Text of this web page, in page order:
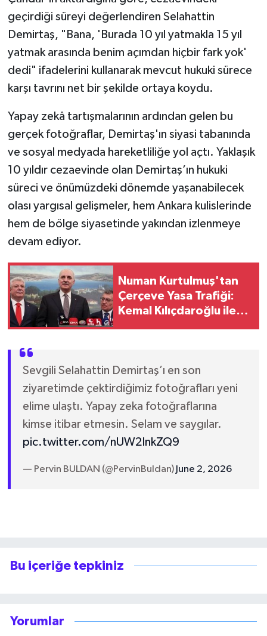
geçirdiği süreyi değerlendiren Selahattin
Demirtaş, "Bana, 'Burada 10 yıl yatmakla 15 yıl
yatmak arasında benim açımdan hiçbir fark yok'
dedi" ifadelerini kullanarak mevcut hukuki sürece
karşı tavrını net bir şekilde ortaya koydu.
Yapay zekâ tartışmalarının ardından gelen bu
gerçek fotoğraflar, Demirtaş'ın siyasi tabanında
ve sosyal medyada hareketliliğe yol açtı. Yaklaşık
10 yıldır cezaevinde olan Demirtaş’ın hukuki
süreci ve önümüzdeki dönemde yaşanabilecek
olası yargısal gelişmeler, hem Ankara kulislerinde
hem de bölge siyasetinde yakından izlenmeye
devam ediyor.
Numan Kurtulmuş'tan
Çerçeve Yasa Trafiği:
Kemal Kılıçdaroğlu ile
Sevgili Selahattin Demirtaş’ı en son
ziyaretimde çektirdiğimiz fotoğrafları yeni
elime ulaştı. Yapay zeka fotoğraflarına
kimse itibar etmesin. Selam ve saygılar.
pic.twitter.com/nUW2InkZQ9
— Pervin BULDAN (@PervinBuldan) June 2, 2026
Bu içeriğe tepkiniz
Yorumlar